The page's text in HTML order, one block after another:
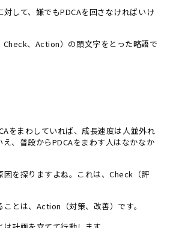
して、嫌でもPDCAを回さなければいけ
Check、Action）の頭文字をとった略語で
をまわしていれば、成長速度は人並外れ
、普段からPDCAをまわす人はなかなか
因を探りますよね。これは、Check（評
とは、Action（対策、改善）です。